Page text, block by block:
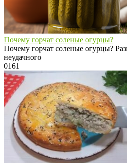
Почему горчат соленые огурцы?
Почему горчат соленые огурцы?
неудачного
0161